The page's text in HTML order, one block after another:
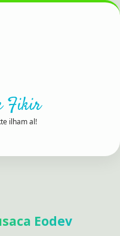
Fikir
ilham al!
Eodev